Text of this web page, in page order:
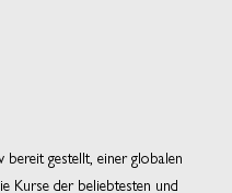
gestellt, einer globalen
Kurse der beliebtesten und